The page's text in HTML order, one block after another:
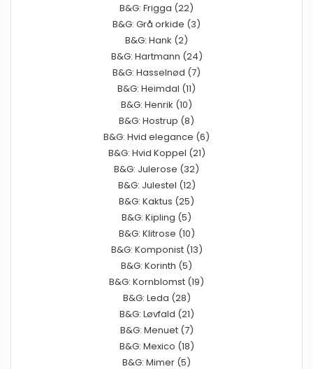
B&G: Frigga (22)
B&G: Grå orkide (3)
B&G: Hank (2)
B&G: Hartmann (24)
B&G: Hasselnød (7)
B&G: Heimdal (11)
B&G: Henrik (10)
B&G: Hostrup (8)
B&G: Hvid elegance (6)
B&G: Hvid Koppel (21)
B&G: Julerose (32)
B&G: Julestel (12)
B&G: Kaktus (25)
B&G: Kipling (5)
B&G: Klitrose (10)
B&G: Komponist (13)
B&G: Korinth (5)
B&G: Kornblomst (19)
B&G: Leda (28)
B&G: Løvfald (21)
B&G: Menuet (7)
B&G: Mexico (18)
B&G: Mimer (5)